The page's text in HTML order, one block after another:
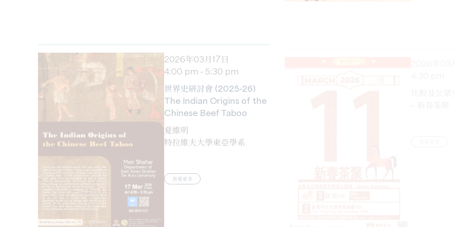
4:00 pm - 5:30 pm
世界史研討會 (2025-26)
Chinese Beef Taboo
夏維明